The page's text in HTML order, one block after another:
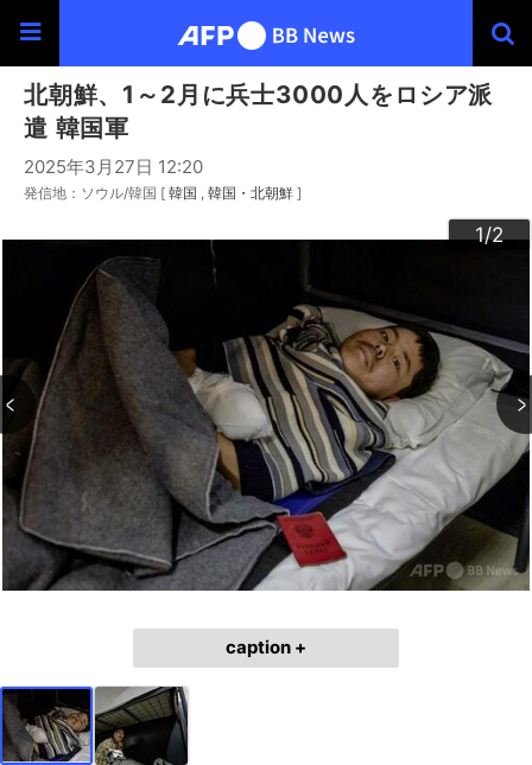
北朝鮮、1～2月に兵士3000人をロシア派
遣 韓国軍
2025年3月27日 12:20
発信地：ソウル/韓国 [ 韓国 韓国・北朝鮮 ]
1/2
2/2
caption +